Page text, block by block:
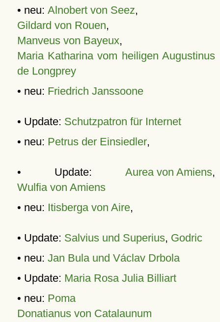
• neu: Alnobert von Seez,
Gildard von Rouen,
Manveus von Bayeux,
Maria Katharina vom heiligen Augustinus
de Longprey
• neu: Friedrich Janssoone
• Update: Schutzpatron für Internet
• neu: Petrus der Einsiedler,
• Update: Aurea von Amiens,
Wulfia von Amiens
• neu: Itisberga von Aire,
• Update: Salvius und Superius, Godric
• neu: Jan Bula und Václav Drbola
• Update: Maria Rosa Julia Billiart
• neu: Poma
Donatianus von Catalaunum